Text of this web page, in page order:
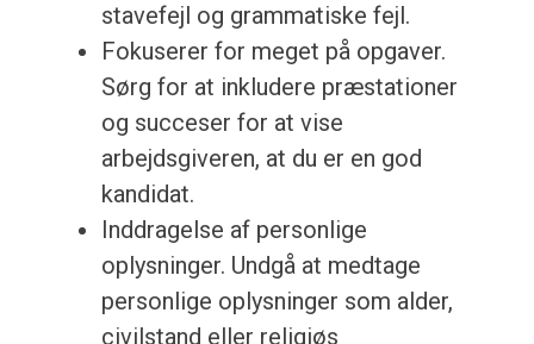
stavefejl og grammatiske fejl.
Fokuserer for meget på opgaver.
Sørg for at inkludere præstationer
og succeser for at vise
arbejdsgiveren, at du er en god
kandidat.
Inddragelse af personlige
oplysninger. Undgå at medtage
personlige oplysninger som alder,
civilstand eller religiøs